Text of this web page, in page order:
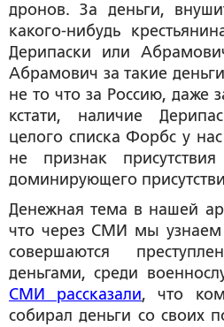
дронов. За деньги,
какого-нибудь
Дерипаски или
Абрамович за такие
не то что за Россию, даже
кстати, наличие
целого списка Форбс у
не признак
доминирующего
Денежная тема в нашей
что через СМИ мы
совершаются
деньгами, среди
СМИ рассказали, что
собирал деньги со своих